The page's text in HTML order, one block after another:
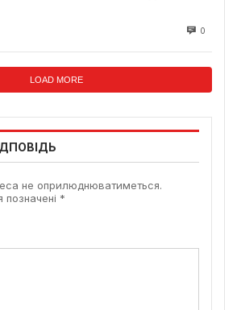
0
LOAD MORE
не оприлюднюватиметься.
позначені *